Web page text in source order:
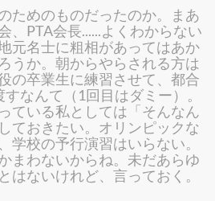
ためのものだったのか。まあ
、PTA会長......よくわからない
元名士に粗相があってはあか
うか。朝からやらされる方は
の卒業生に練習させて、都合
なんて（1回目はダミー）。
ている私としては「そんなん
ておきたい。オリンピックな
学校の予行演習はいらない。
まわないからね。未だあらゆ
はないけれど、言っておく。